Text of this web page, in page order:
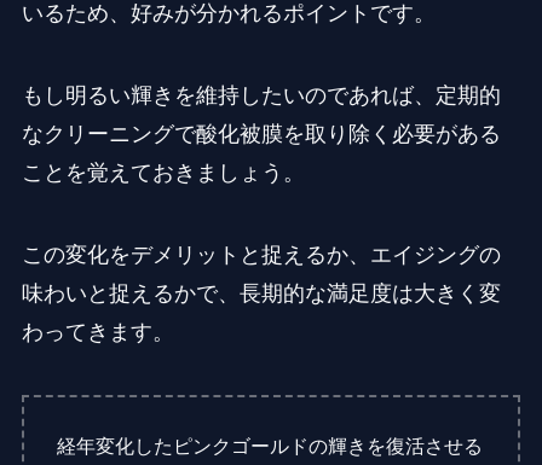
いるため、好みが分かれるポイントです。
もし明るい輝きを維持したいのであれば、定期的
なクリーニングで酸化被膜を取り除く必要がある
ことを覚えておきましょう。
この変化をデメリットと捉えるか、エイジングの
味わいと捉えるかで、長期的な満足度は大きく変
わってきます。
経年変化したピンクゴールドの輝きを復活させる